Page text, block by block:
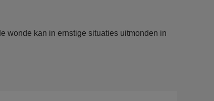
wonde kan in ernstige situaties uitmonden in